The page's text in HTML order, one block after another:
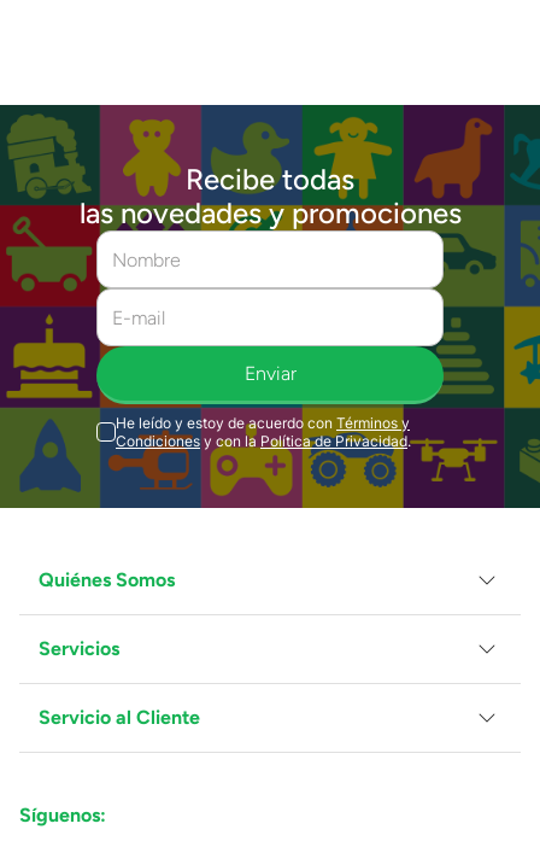
Recibe todas
las novedades y promociones
Enviar
He leído y estoy de acuerdo con Términos y
Condiciones y con la Política de Privacidad.
Quiénes Somos
Grupo Juguetron
Localiza tu tienda
Blog
Servicios
Facturación
Proveedores
Servicio al Cliente
Preguntas Frecuentes
Síguenos: